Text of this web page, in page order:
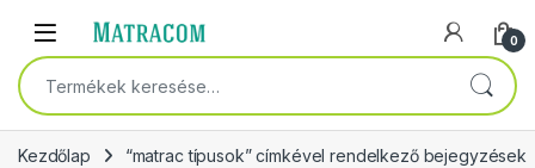
Open 0
Keresés a következőre:
Kezdőlap “matrac típusok” címkével rendelkező bejegyzések